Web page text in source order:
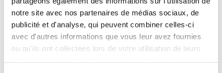
notre site avec nos partenaires de médias sociaux, de
publicité et d'analyse, qui peuvent combiner celles-ci
avec d'autres informations que vous leur avez fournies
ou qu'ils ont collectées lors de votre utilisation de leurs